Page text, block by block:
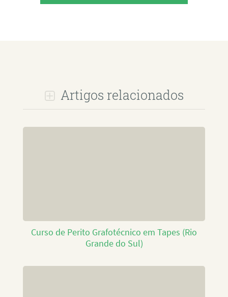
Artigos relacionados
Curso de Perito Grafotécnico em Tapes (Rio
Grande do Sul)